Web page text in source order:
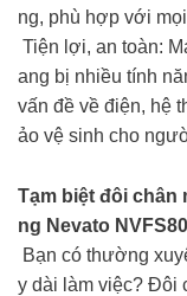
ng, phù hợp với
Tiện lợi, an toàn:
ang bị nhiều tính
vấn đề về điện, hệ
ảo vệ sinh cho
Tạm biệt đôi chân
ng Nevato
Bạn có thường
y dài làm việc? Đôi